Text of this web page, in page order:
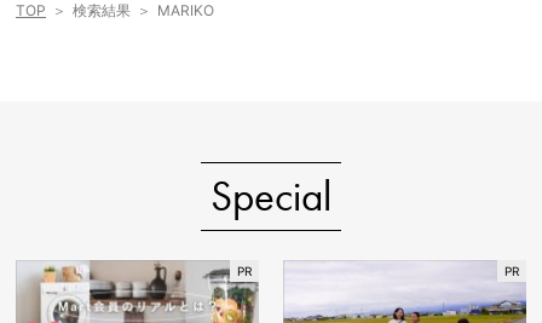
TOP 検索結果 MARIKO
Special